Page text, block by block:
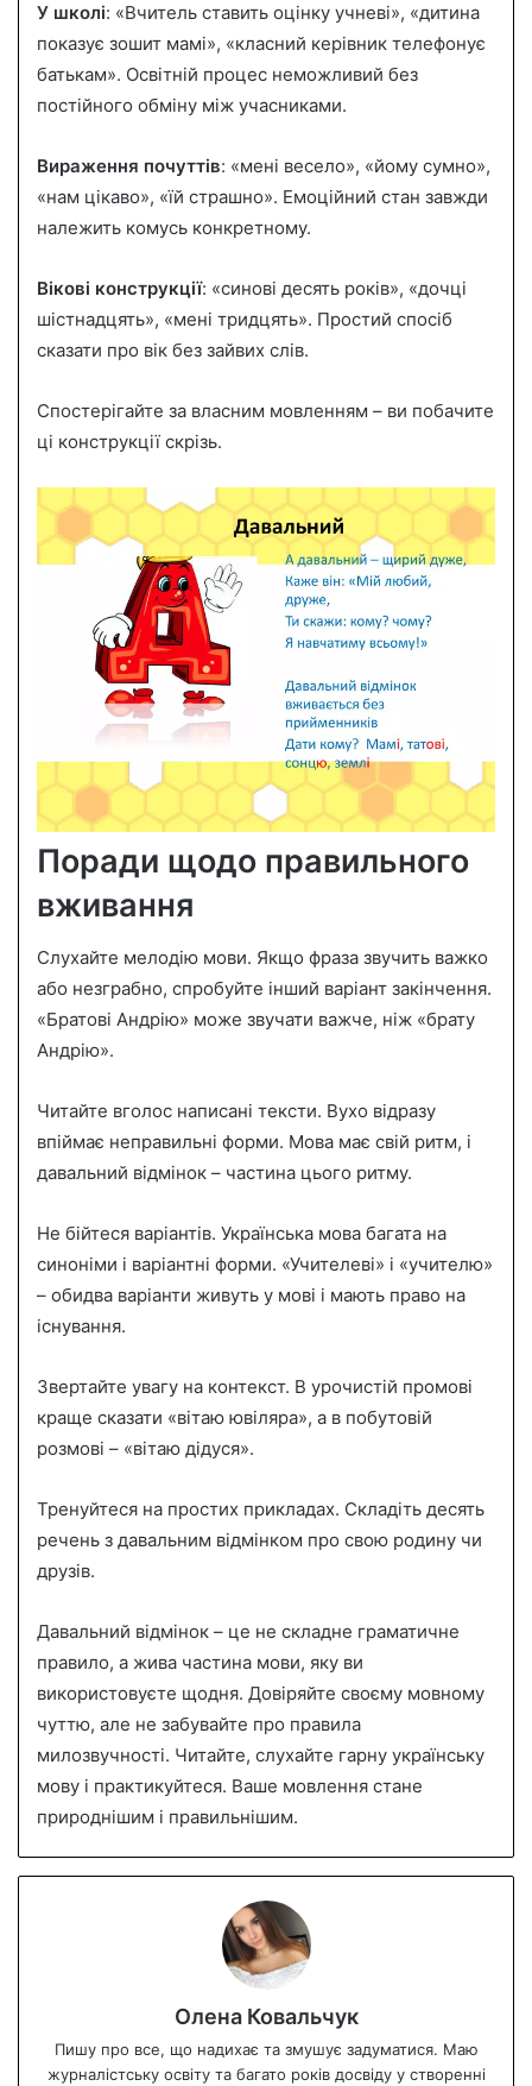
У школі: «Вчитель ставить оцінку учневі», «дитина
показує зошит мамі», «класний керівник телефонує
батькам». Освітній процес неможливий без
постійного обміну між учасниками.
Вираження почуттів: «мені весело», «йому сумно»,
«нам цікаво», «їй страшно». Емоційний стан завжди
належить комусь конкретному.
Вікові конструкції: «синові десять років», «дочці
шістнадцять», «мені тридцять». Простий спосіб
сказати про вік без зайвих слів.
Спостерігайте за власним мовленням – ви побачите
ці конструкції скрізь.
Поради щодо правильного
вживання
Слухайте мелодію мови. Якщо фраза звучить важко
або незграбно, спробуйте інший варіант закінчення.
«Братові Андрію» може звучати важче, ніж «брату
Андрію».
Читайте вголос написані тексти. Вухо відразу
впіймає неправильні форми. Мова має свій ритм, і
давальний відмінок – частина цього ритму.
Не бійтеся варіантів. Українська мова багата на
синоніми і варіантні форми. «Учителеві» і «учителю»
– обидва варіанти живуть у мові і мають право на
існування.
Звертайте увагу на контекст. В урочистій промові
краще сказати «вітаю ювіляра», а в побутовій
розмові – «вітаю дідуся».
Тренуйтеся на простих прикладах. Складіть десять
речень з давальним відмінком про свою родину чи
друзів.
Давальний відмінок – це не складне граматичне
правило, а жива частина мови, яку ви
використовуєте щодня. Довіряйте своєму мовному
чуттю, але не забувайте про правила
милозвучності. Читайте, слухайте гарну українську
мову і практикуйтеся. Ваше мовлення стане
природнішим і правильнішим.
Олена Ковальчук
Пишу про все, що надихає та змушує задуматися. Маю
журналістську освіту та багато років досвіду у створенні